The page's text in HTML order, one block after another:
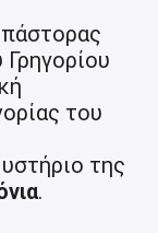
του
της
.